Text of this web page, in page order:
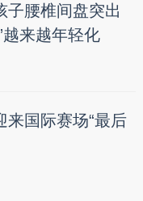
子腰椎间盘突出
越来越年轻化
来国际赛场“最后